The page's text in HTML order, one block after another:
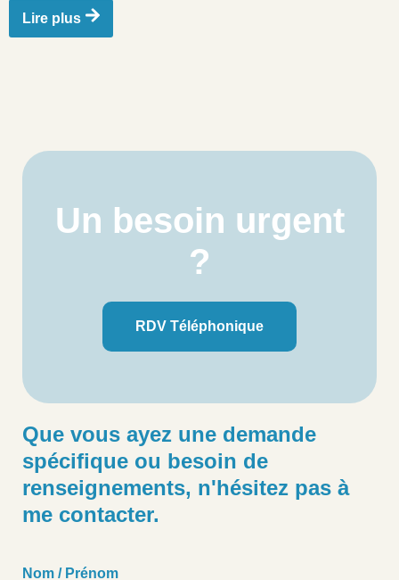
Lire plus
Que vous ayez une demande
spécifique ou besoin de
renseignements, n'hésitez pas à
me contacter.
Nom / Prénom
Un besoin urgent
?
RDV Téléphonique